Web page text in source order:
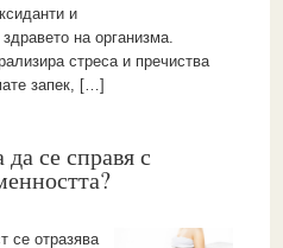
и
на организма.
стреса и пречиства
запек, […]
се справя с
се отразява